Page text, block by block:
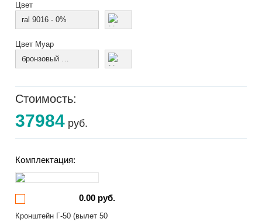
Цвет
ral 9016 - 0%
Цвет Муар
бронзовый муар
Стоимость:
37984 руб.
Комплектация:
0.00 руб.
Кронштейн Г-50 (вылет 50